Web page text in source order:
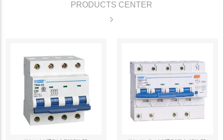
PRODUCTS CENTER